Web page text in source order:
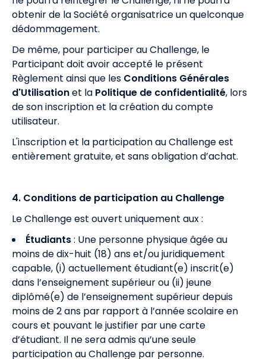
obtenir de la Société organisatrice un quelconque
dédommagement.
De même, pour participer au Challenge, le
Participant doit avoir accepté le présent
Règlement ainsi que les Conditions Générales
d'Utilisationet la Politique de confidentialité, lors
de son inscription et la création du compte
utilisateur.
L'inscription et la participation au Challenge est
entièrement gratuite, et sans obligation d’achat.
4. Conditions de participation au Challenge
Le Challenge est ouvert uniquement aux :
Étudiants: Une personne physique âgée au
moins de dix-huit (18) ans et/ou juridiquement
capable, (i) actuellement étudiant(e) inscrit(e)
dans l’enseignement supérieur ou (ii) jeune
diplômé(e) de l’enseignement supérieur depuis
moins de 2 ans par rapport à l’année scolaire en
cours et pouvant le justifier par une carte
d’étudiant. Il ne sera admis qu’une seule
participation au Challenge par personne.